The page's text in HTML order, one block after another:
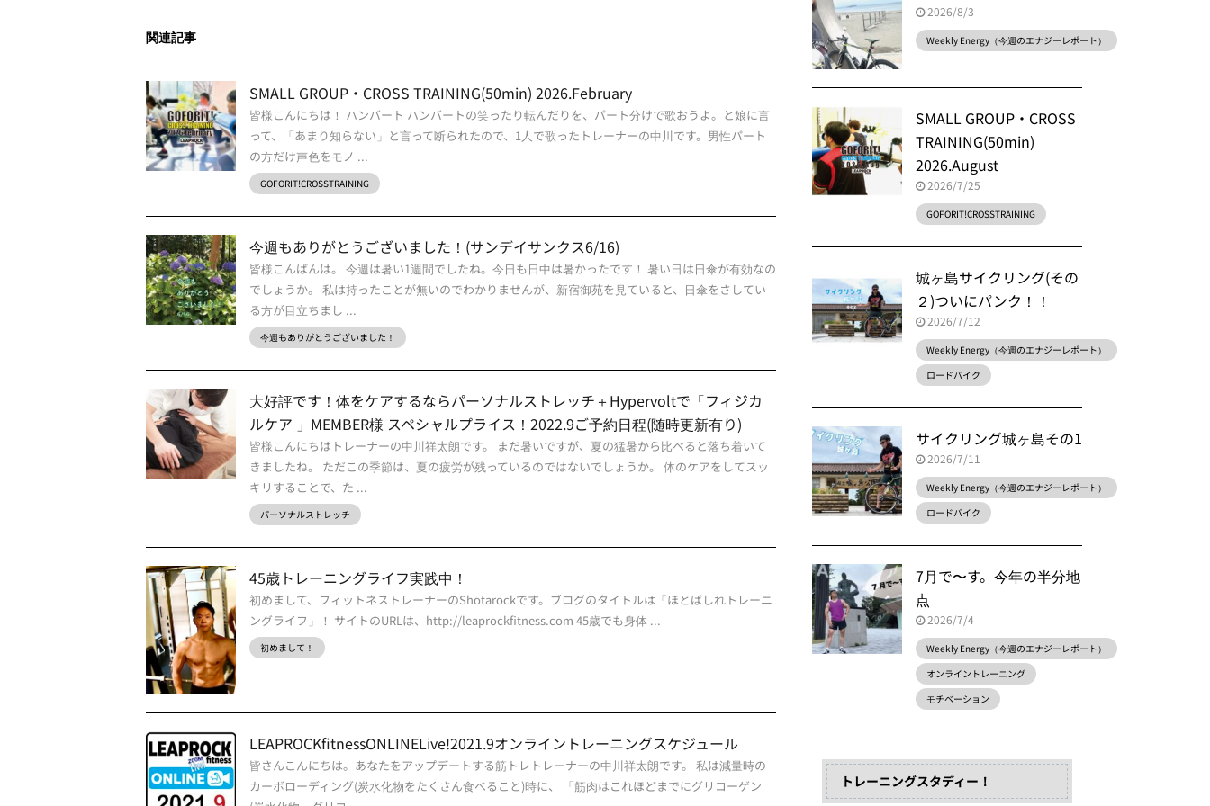
関連記事
SMALL GROUP・CROSS TRAINING(50min) 2026.February
皆様こんにちは！ ハンバート ハンバートの笑ったり転んだりを、パート分けで歌おうよ。と娘に言
って、「あまり知らない」と言って断られたので、1人で歌ったトレーナーの中川です。男性パート
の方だけ声色をモノ ...
GOFORIT!CROSSTRAINING
今週もありがとうございました！(サンデイサンクス6/16)
皆様こんばんは。 今週は暑い1週間でしたね。今日も日中は暑かったです！ 暑い日は日傘が有効なの
でしょうか。 私は持ったことが無いのでわかりませんが、新宿御苑を見ていると、日傘をさしてい
る方が目立ちまし ...
今週もありがとうございました！
大好評です！体をケアするならパーソナルストレッチ＋Hypervoltで「フィジカ
ルケア 」MEMBER様 スペシャルプライス！2022.9ご予約日程(随時更新有り)
皆様こんにちはトレーナーの中川祥太朗です。 まだ暑いですが、夏の猛暑から比べると落ち着いて
きましたね。 ただこの季節は、夏の疲労が残っているのではないでしょうか。 体のケアをしてスッ
キリすることで、た ...
パーソナルストレッチ
45歳トレーニングライフ実践中！
初めまして、フィットネストレーナーのShotarockです。ブログのタイトルは「ほとばしれトレーニ
ングライフ」！ サイトのURLは、http://leaprockfitness.com 45歳でも身体 ...
初めまして！
LEAPROCKfitnessONLINELive!2021.9オンライントレーニングスケジュール
皆さんこんにちは。あなたをアップデートする筋トレトレーナーの中川祥太朗です。 私は減量時の
カーボローディング(炭水化物をたくさん食べること)時に、 「筋肉はこれほどまでにグリコーゲン
2026/8/3
Weekly Energy（今週のエナジーレポート）
SMALL GROUP・CROSS
TRAINING(50min)
2026.August
2026/7/25
GOFORIT!CROSSTRAINING
城ヶ島サイクリング(その
２)ついにパンク！！
2026/7/12
Weekly Energy（今週のエナジーレポート）
ロードバイク
サイクリング城ヶ島その1
2026/7/11
Weekly Energy（今週のエナジーレポート）
ロードバイク
7月で〜す。今年の半分地
点
2026/7/4
Weekly Energy（今週のエナジーレポート）
オンライントレーニング
モチベーション
トレーニングスタディー！